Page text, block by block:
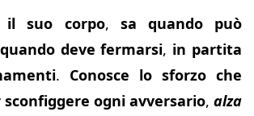
il suo corpo, sa quando può
deve fermarsi, in partita
. Conosce lo sforzo che
ogni avversario, alza